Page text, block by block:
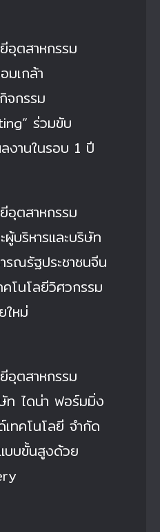
อุตสาหกรรม
มเกล้า
จกรรม
ร่วมขับ
งานในรอบ 1 ปี
อุตสาหกรรม
บริหารและบริษัท
รณรัฐประชาชนจีน
คโนโลยีวิศวกรรม
ใหม่
อุตสาหกรรม
ท ไดน่า ฟอร์มมิ่ง
ทคโนโลยี จำกัด
บบขั้นสูงด้วย